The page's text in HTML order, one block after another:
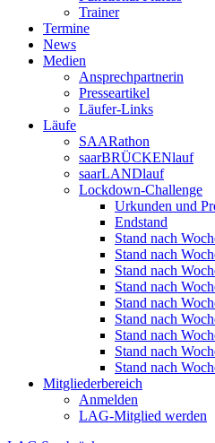
Trainer
Termine
News
Medien
Ansprechpartnerin
Presseartikel
Läufer-Links
Läufe
SAARathon
saarBRÜCKENlauf
saarLANDlauf
Lockdown-Challenge
Urkunden und
Endstand
Stand nach
Stand nach
Stand nach
Stand nach
Stand nach
Stand nach
Stand nach
Stand nach
Stand nach
Mitgliederbereich
Anmelden
LAG-Mitglied werden